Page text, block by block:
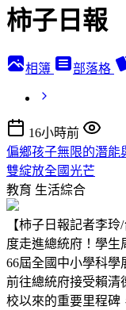
柿子日報
相簿 部落格
16小時前
偏鄉孩子無限的潛能
雙綻放全國光芒
教育 生活綜合
【柿子日報記者李
度走進總統府！學生
66屆全國中小學科學
前往總統府接受賴清
校以來的重要里程碑